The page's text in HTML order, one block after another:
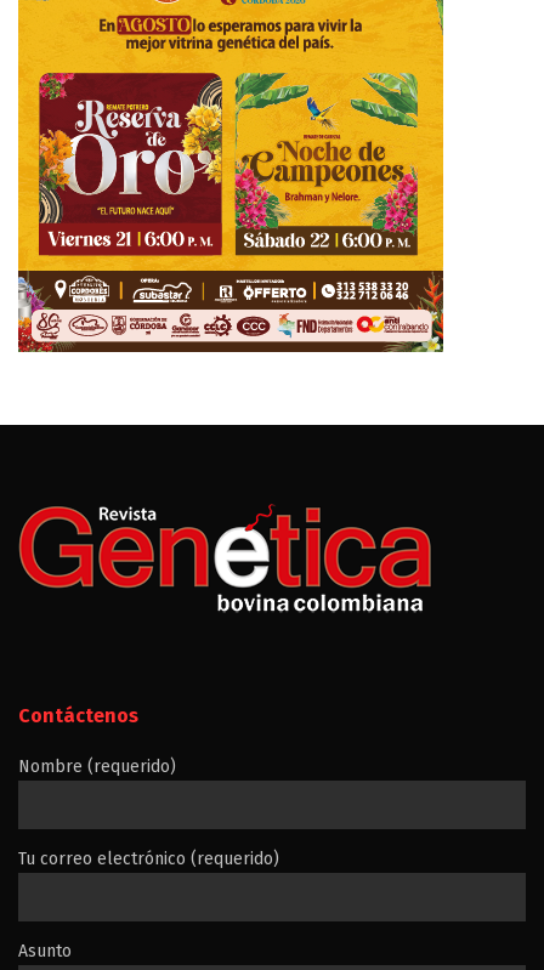
Contáctenos
Nombre (requerido)
Tu correo electrónico (requerido)
Asunto